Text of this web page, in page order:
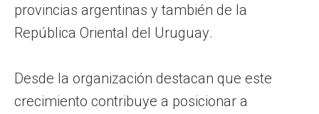
provincias argentinas y también de la
República Oriental del Uruguay.
Desde la organización destacan que este
crecimiento contribuye a posicionar a